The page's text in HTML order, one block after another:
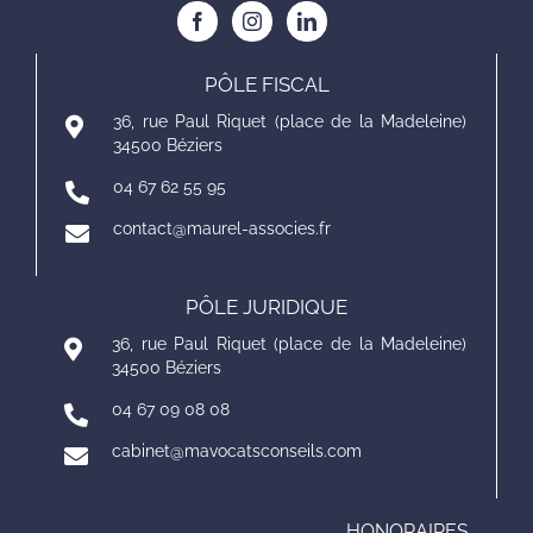
PÔLE FISCAL
36, rue Paul Riquet (place de la Madeleine)
34500 Béziers
04 67 62 55 95
contact@maurel-associes.fr
PÔLE JURIDIQUE
36, rue Paul Riquet (place de la Madeleine)
34500 Béziers
04 67 09 08 08
cabinet@mavocatsconseils.com